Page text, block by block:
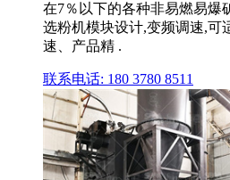
在7％以下的各种非易燃易爆
选粉机模块设计,变频调速,可
速、产品精 .
联系电话: 180 3780 8511